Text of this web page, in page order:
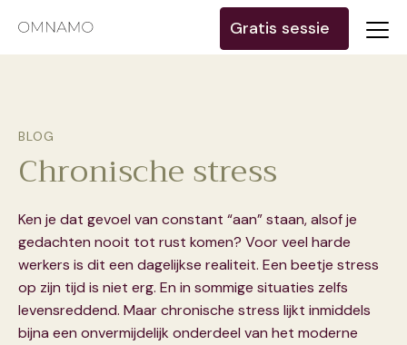
Gratis sessie
BLOG
Chronische stress
Ken je dat gevoel van constant “aan” staan, alsof je
gedachten nooit tot rust komen? Voor veel harde
werkers is dit een dagelijkse realiteit. Een beetje stress
op zijn tijd is niet erg. En in sommige situaties zelfs
levensreddend. Maar chronische stress lijkt inmiddels
bijna een onvermijdelijk onderdeel van het moderne